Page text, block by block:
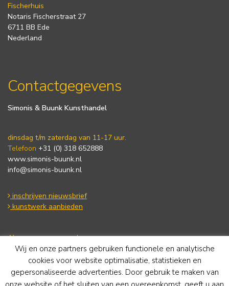
Fischerhuis
Notaris Fischerstraat 27
6711 BB Ede
Nederland
Contactgegevens
Simonis & Buunk Kunsthandel
dinsdag t/m zaterdag van 11-17 uur.
Telefoon +31 (0) 318 652888
www.simonis-buunk.nl
info@simonis-buunk.nl
inschrijven nieuwsbrief
kunstwerk aanbieden
Algemene voorwaarden
Privacy statement
Cookie Policy
Disclaimer
Wij en onze partners gebruiken functionele en analytische
cookies voor website optimalisatie, statistieken en
gepersonaliseerde advertenties. Door gebruik te maken van